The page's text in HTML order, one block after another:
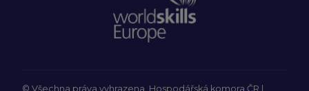
© Všechna práva vyhrazena, Hospodářská komora ČR |